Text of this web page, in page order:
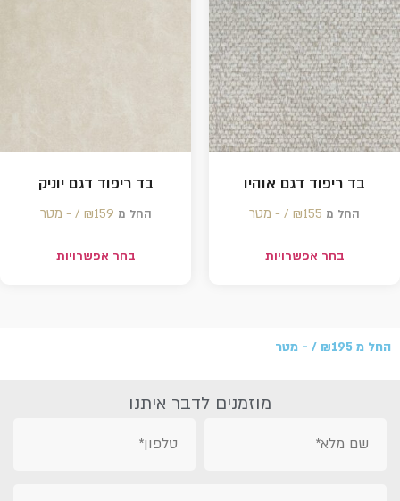
בד ריפוד דגם אוהיו
החל מ ₪155 /‏‏‎ ‎- מטר
בחר אפשרויות
בד ריפוד דגם יוניק
החל מ ₪159 /‏‏‎ ‎- מטר
בחר אפשרויות
החל מ ₪195 /‏‏‎ ‎- מטר
מוזמנים לדבר איתנו